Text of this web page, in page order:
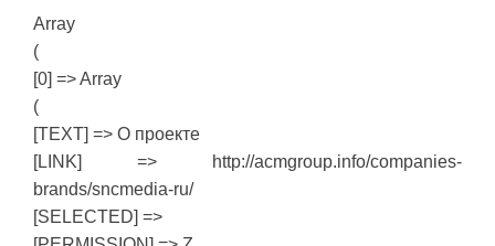
Array
(
[0] => Array
(
[TEXT] => О проекте
[LINK] => http://acmgroup.info/companies-
brands/sncmedia-ru/
[SELECTED] =>